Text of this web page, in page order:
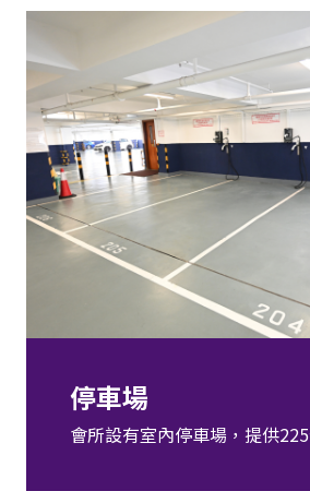
停車場
會所設有室內停車場，提供